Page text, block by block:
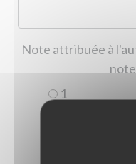
Note attribuée à
1